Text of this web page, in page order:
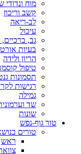
מוח ונדודי
קשב וריכוז
לב-ריאה
עיכול
גב,
בעיות
הריון ולידה
טיפול
תסמונות
רגישות
גמילה
שד
שונות
טור גוף-נפש
טורים
ראש